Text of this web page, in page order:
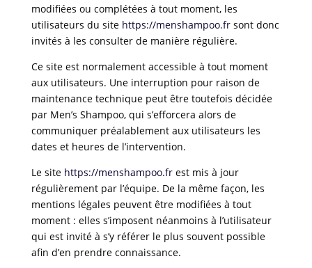
modifiées ou complétées à tout moment, les
utilisateurs du sitehttps://menshampoo.fr sont donc
invités à les consulter de manière régulière.
Ce site est normalement accessible à tout moment
aux utilisateurs. Une interruption pour raison de
maintenance technique peut être toutefois décidée
par Men’s Shampoo, qui s’efforcera alors de
communiquer préalablement aux utilisateurs les
dates et heures de l’intervention.
Le site https://menshampoo.fr est mis à jour
régulièrement par l’équipe. De la même façon, les
mentions légales peuvent être modifiées à tout
moment : elles s’imposent néanmoins à l’utilisateur
qui est invité à s’y référer le plus souvent possible
afin d’en prendre connaissance.